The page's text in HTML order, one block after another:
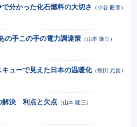
で分かった化石燃料の大切さ
（小谷 勝彦）
の手この手の電力調達策（山本 隆三 ）
ューで見えた日本の温暖化（堅田 元喜）
解決 利点と欠点 （山本 隆三 ）